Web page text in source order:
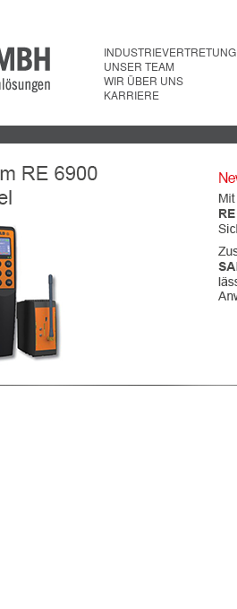
INDUSTRIEVERTRETUNG
UNSER TEAM
WIR ÜBER UNS
KARRIERE